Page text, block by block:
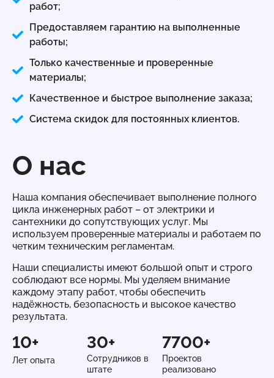
работ;
Предоставляем гарантию на выполненные
работы;
Только качественные и проверенные
материалы;
Качественное и быстрое выполнение заказа;
Система скидок для постоянных клиентов.
О нас
Наша компания обеспечивает выполнение полного
цикла инженерных работ – от электрики и
сантехники до сопутствующих услуг. Мы
используем проверенные материалы и работаем по
четким техническим регламентам.
Наши специалисты имеют большой опыт и строго
соблюдают все нормы. Мы уделяем внимание
каждому этапу работ, чтобы обеспечить
надёжность, безопасность и высокое качество
результата.
10+
Лет опыта
30+
Сотрудников в
штате
7700+
Проектов
реализовано